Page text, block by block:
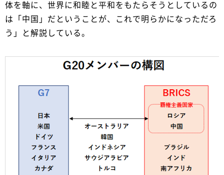
体を軸に、世界に和睦と平和をもたらそうとしているの
は「中国」だということが、これで明らかになっただろ
う」と解説している。